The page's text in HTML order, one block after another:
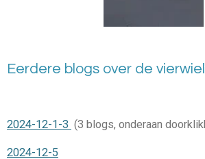
Eerdere blogs over de
2024-12-1-3 (3 blogs, onderaan
2024-12-5